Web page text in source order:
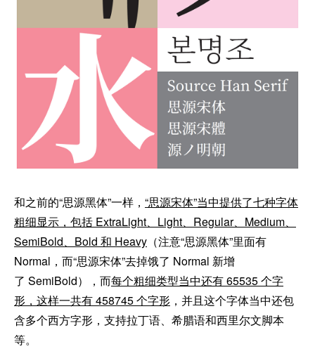
和之前的“思源黑体”一样， “思源宋体”当中提供了七种字体
粗细显示，包括 ExtraLight、Light、Regular、Medium、
SemiBold、Bold 和 Heavy （注意“思源黑体”里面有
Normal，而“思源宋体”去掉饿了 Normal 新增
了 SemiBold），而每个粗细类型当中还有 65535 个字
形，这样一共有 458745 个字形 ，并且这个字体当中还包
含多个西方字形，支持拉丁语、希腊语和西里尔文脚本
等。